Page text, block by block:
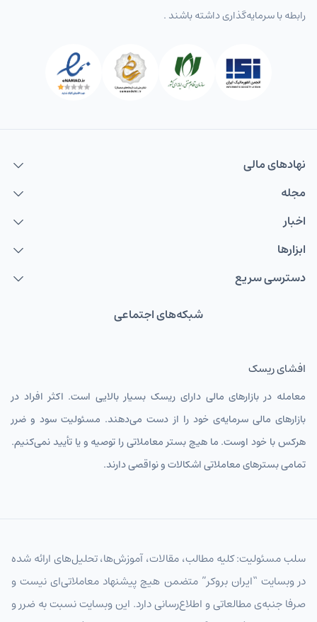
رابطه با سرمایه‌گذاری داشته باشند .
نهاد‌های مالی
مجله
اخبار
ابزارها
دسترسی سریع
شبکه‌های اجتماعی
افشای ریسک
معامله در بازارهای مالی دارای ریسک بسیار بالایی است. اکثر افراد در
بازارهای مالی سرمایه‌ی خود را از دست می‌دهند. مسئولیت سود و ضرر
هرکس با خود اوست. ما هیچ بستر معاملاتی را توصیه و یا تأیید نمی‌کنیم.
تمامی بسترهای معاملاتی اشکالات و نواقصی دارند.
سلب مسئولیت: کلیه مطالب، مقالات، آموزش‌ها، تحلیل‌های ارائه شده
در وبسایت “ایران بروکر” متضمن هیچ پیشنهاد معاملاتی‌ای نیست و
صرفا جنبه‌ی مطالعاتی و اطلاع‌رسانی دارد. این وبسایت نسبت به ضرر و